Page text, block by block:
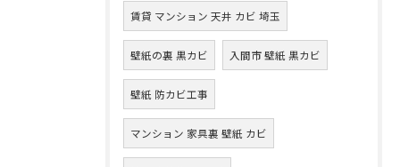
賃貸 マンション 天井 カビ 埼玉
壁紙の裏 黒カビ 入間市 壁紙 黒カビ
壁紙 防カビ工事
マンション 家具裏 壁紙 カビ